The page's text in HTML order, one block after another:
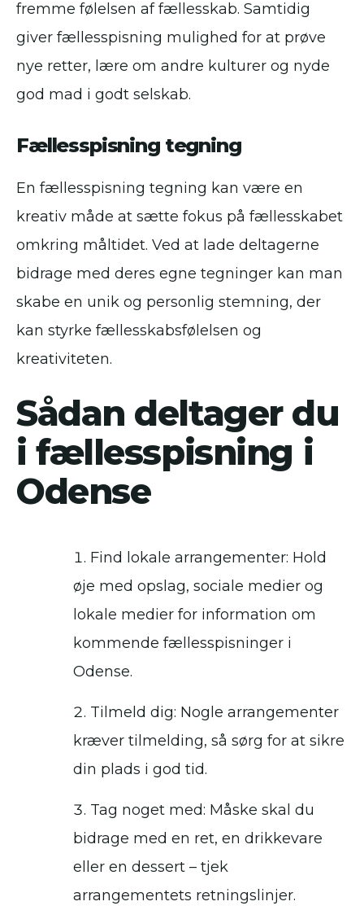
fremme følelsen af fællesskab. Samtidig
giver fællesspisning mulighed for at prøve
nye retter, lære om andre kulturer og nyde
god mad i godt selskab.
Fællesspisning tegning
En fællesspisning tegning kan være en
kreativ måde at sætte fokus på fællesskabet
omkring måltidet. Ved at lade deltagerne
bidrage med deres egne tegninger kan man
skabe en unik og personlig stemning, der
kan styrke fællesskabsfølelsen og
kreativiteten.
Sådan deltager du
i fællesspisning i
Odense
Find lokale arrangementer: Hold
øje med opslag, sociale medier og
lokale medier for information om
kommende fællesspisninger i
Odense.
Tilmeld dig: Nogle arrangementer
kræver tilmelding, så sørg for at sikre
din plads i god tid.
Tag noget med: Måske skal du
bidrage med en ret, en drikkevare
eller en dessert – tjek
arrangementets retningslinjer.